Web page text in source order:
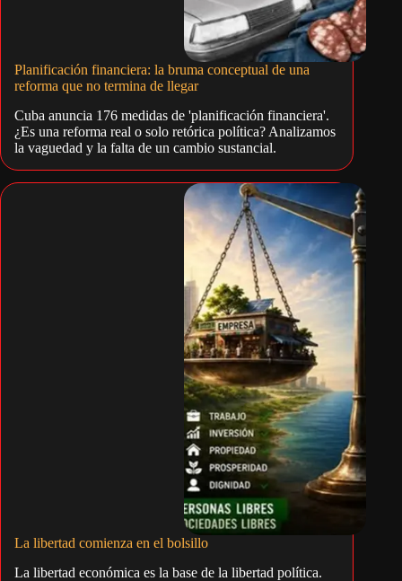
Planificación financiera: la bruma conceptual de una
reforma que no termina de llegar
Cuba anuncia 176 medidas de 'planificación financiera'.
¿Es una reforma real o solo retórica política? Analizamos
la vaguedad y la falta de un cambio sustancial.
La libertad comienza en el bolsillo
La libertad económica es la base de la libertad política.